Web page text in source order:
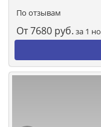
По отзывам
От7680 руб. за 1